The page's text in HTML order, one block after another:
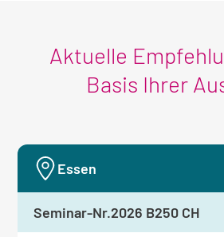
Aktuelle
Basis Ihrer
Essen
Seminar-Nr.2026 B250 CH